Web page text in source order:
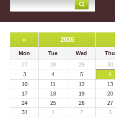
« 2026
Mon Tue Wed Thu
27
28 29 30
3
4 5 6
10
11 12 13
17
18 19 20
24
25 26 27
31
1 2 3